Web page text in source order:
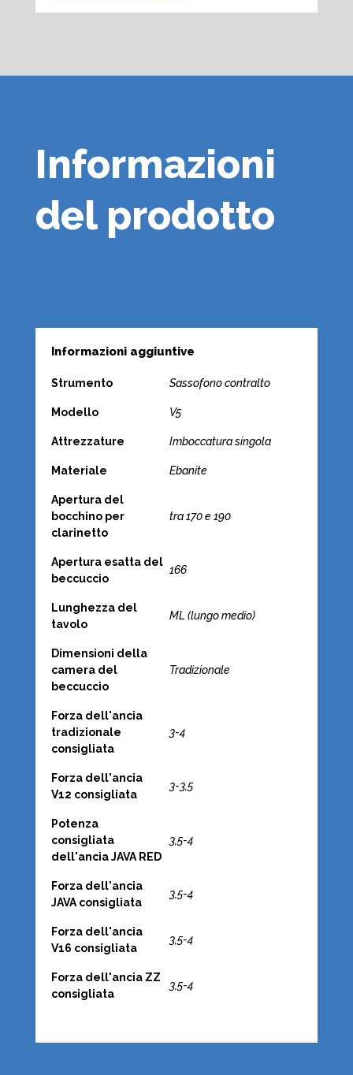
Informazioni
del prodotto
Informazioni aggiuntive
Strumento Sassofono contralto
Modello V5
Attrezzature Imboccatura singola
Materiale Ebanite
Apertura del
bocchino per
clarinetto
tra 170 e 190
Apertura esatta del
beccuccio
166
Lunghezza del
tavolo
ML (lungo medio)
Dimensioni della
camera del
beccuccio
Tradizionale
Forza dell'ancia
tradizionale
consigliata
3-4
Forza dell'ancia
V12 consigliata
3-3,5
Potenza
consigliata
dell'ancia JAVA RED
3,5-4
Forza dell'ancia
JAVA consigliata
3,5-4
Forza dell'ancia
V16 consigliata
3,5-4
Forza dell'ancia ZZ
consigliata
3,5-4